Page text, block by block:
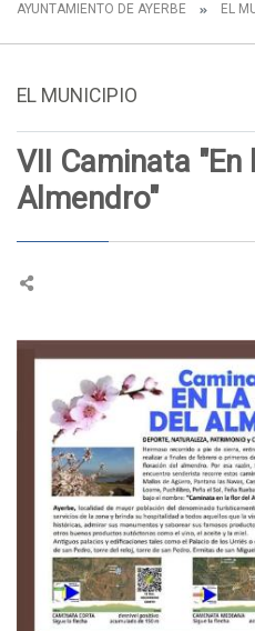
AYUNTAMIENTO DE AYERBE EL
EL MUNICIPIO
VII Caminata "En
Almendro"